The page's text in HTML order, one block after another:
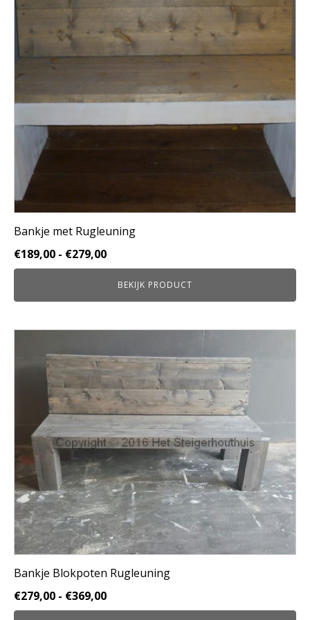
Bankje met Rugleuning
€189,00 - €279,00Prijsklasse:
€189,00
tot
€279,00
BEKIJK PRODUCT
Deze
optie
kan
gekozen
worden
de
Bankje Blokpoten Rugleuning
€279,00 - €369,00Prijsklasse:
€279,00
meerdere
variaties.
optie
gekozen
worden
op
de
productpagina